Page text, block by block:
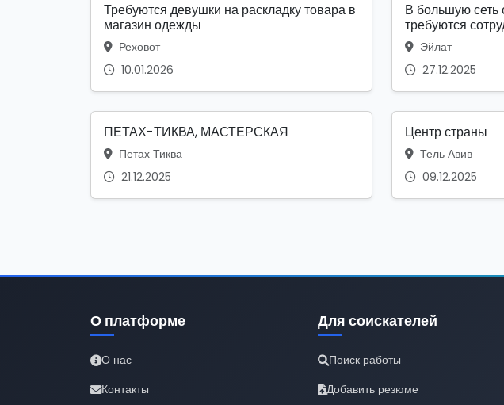
Требуются девушки на раскладку товара в
магазин одежды
Реховот
10.01.2026
В большую сеть
требуются
Эйлат
27.12.2025
ПЕТАХ-ТИКВА, МАСТЕРСКАЯ
Петах Тиква
21.12.2025
Центр страны
Тель Авив
09.12.2025
О платформе
О нас
Контакты
Для соискателей
Поиск работы
Добавить резюме